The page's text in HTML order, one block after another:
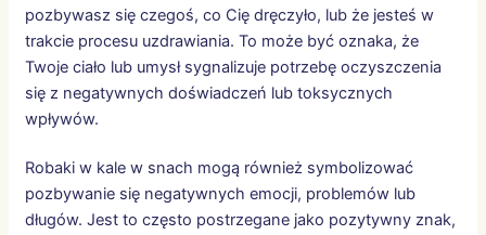
pozbywasz się czegoś, co Cię dręczyło, lub że jesteś w
trakcie procesu uzdrawiania. To może być oznaka, że
Twoje ciało lub umysł sygnalizuje potrzebę oczyszczenia
się z negatywnych doświadczeń lub toksycznych
wpływów.
Robaki w kale w snach mogą również symbolizować
pozbywanie się negatywnych emocji, problemów lub
długów. Jest to często postrzegane jako pozytywny znak,